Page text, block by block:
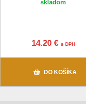
skladom
14.20 € s DPH
DO KOŠÍKA